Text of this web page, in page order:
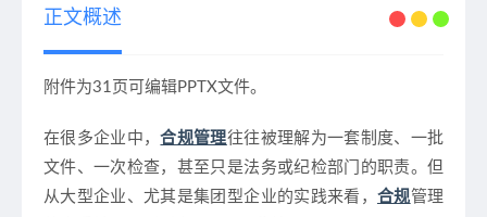
正文概述
附件为31页可编辑PPTX文件。
在很多企业中，合规管理往往被理解为一套制度、一批
文件、一次检查，甚至只是法务或纪检部门的职责。但
从大型企业、尤其是集团型企业的实践来看， 合规管理